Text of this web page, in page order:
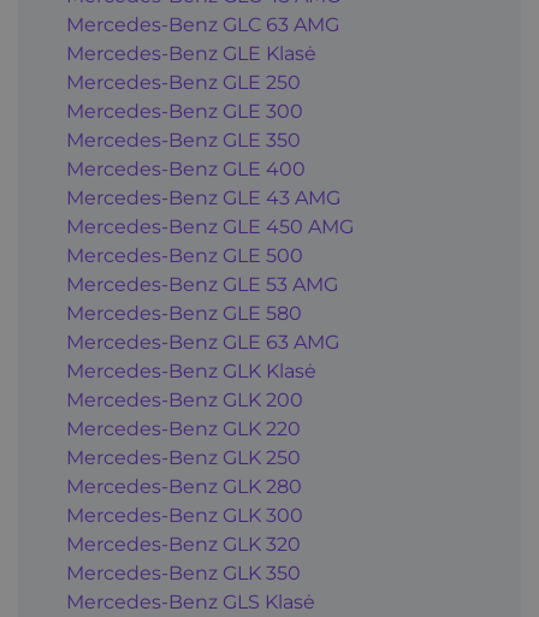
Mercedes-Benz GLC 63 AMG
Mercedes-Benz GLE Klasė
Mercedes-Benz GLE 250
Mercedes-Benz GLE 300
Mercedes-Benz GLE 350
Mercedes-Benz GLE 400
Mercedes-Benz GLE 43 AMG
Mercedes-Benz GLE 450 AMG
Mercedes-Benz GLE 500
Mercedes-Benz GLE 53 AMG
Mercedes-Benz GLE 580
Mercedes-Benz GLE 63 AMG
Mercedes-Benz GLK Klasė
Mercedes-Benz GLK 200
Mercedes-Benz GLK 220
Mercedes-Benz GLK 250
Mercedes-Benz GLK 280
Mercedes-Benz GLK 300
Mercedes-Benz GLK 320
Mercedes-Benz GLK 350
Mercedes-Benz GLS Klasė